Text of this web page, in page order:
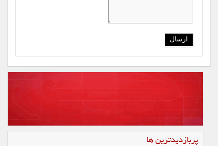
پربازدیدترین ها